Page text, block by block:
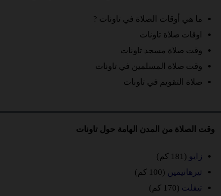
ما هي أوقات الصلاة في تاونات ?
اوقات صلاة تاونات
وقت صلاة مسجد تاونات
وقت صلاة المسلمين في تاونات
صلاة التقويم في تاونات
وقت الصلاة من المدن الهامة حول تاونات
زايو (181 كم)
تيرهانيمين(100 كم)
تيفلت(170 كم)